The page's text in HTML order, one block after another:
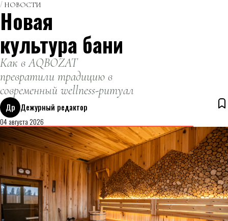
НОВОСТИ
Новая
культура бани
Как в AQBOZAT
превратили традицию в
современный wellness-ритуал
Др Дежурный редактор
04 августа 2026